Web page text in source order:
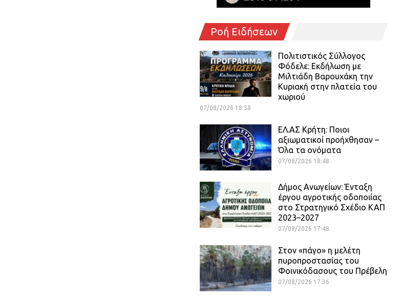
Ροή Ειδήσεων
Πολιτιστικός Σύλλογος
Φόδελε: Εκδήλωση με
Μιλτιάδη Βαρουχάκη την
Κυριακή στην πλατεία του
χωριού
07/08/2026 18:58
ΕΛ.ΑΣ Κρήτη: Ποιοι
αξιωματικοί προήχθησαν –
Όλα τα ονόματα
07/08/2026 18:48
Δήμος Ανωγείων: Ένταξη
έργου αγροτικής οδοποιίας
στο Στρατηγικό Σχέδιο ΚΑΠ
2023–2027
07/08/2026 17:48
Στον «πάγο» η μελέτη
πυροπροστασίας του
Φοινικόδασους του Πρέβελη
07/08/2026 17:36